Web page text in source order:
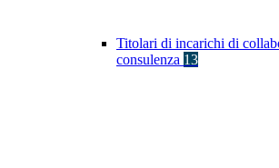
Titolari di incarichi di
consulenza 13